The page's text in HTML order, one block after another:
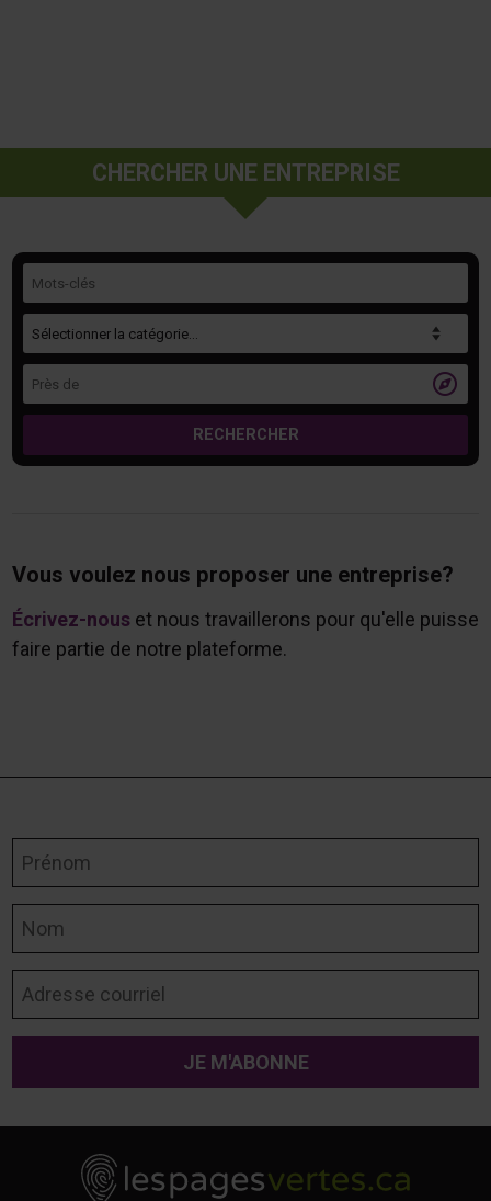
CHERCHER UNE ENTREPRISE

RECHERCHER
Vous voulez nous proposer une entreprise?
Écrivez-nouset nous travaillerons pour qu'elle puisse
faire partie de notre plateforme.